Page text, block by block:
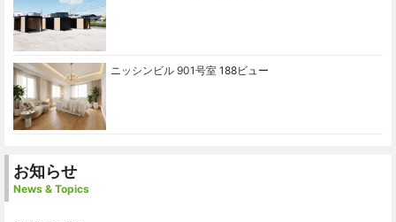
ニッシンビル 901号室 188ビュー
お知らせ
News & Topics